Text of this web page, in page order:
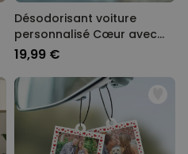
Désodorisant voiture
personnalisé Cœur avec
photo
19,99 €